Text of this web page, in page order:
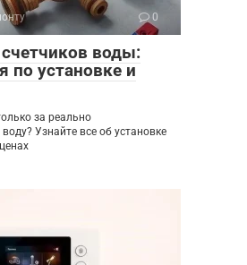
0
воды:
по установке и
за реально
Узнайте все об установке